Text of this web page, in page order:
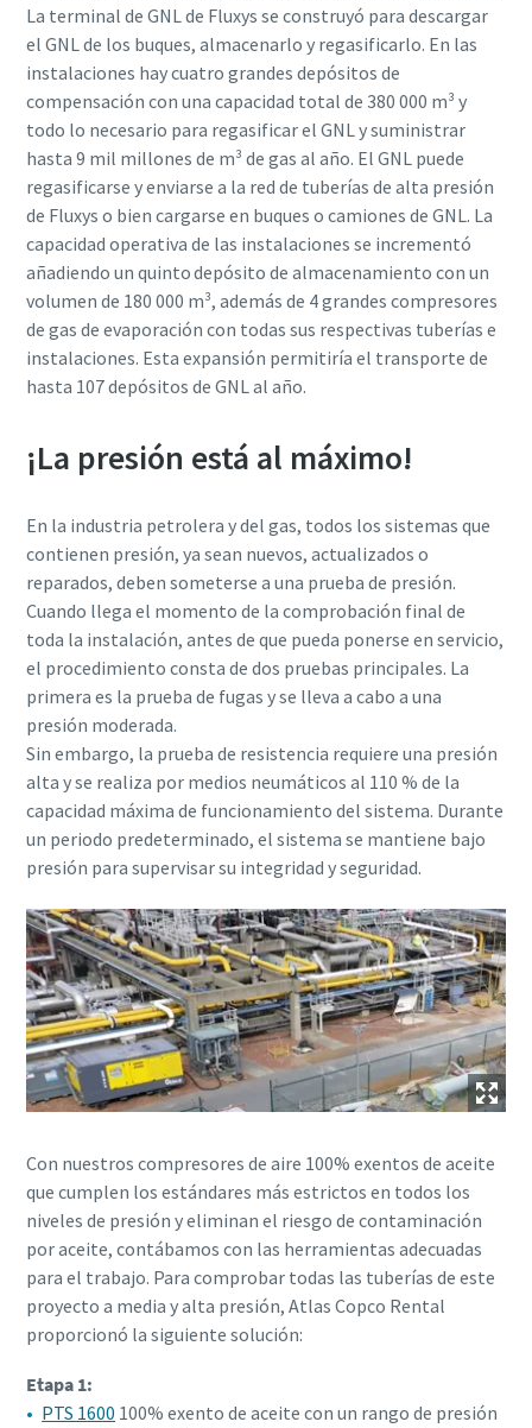
La terminal de GNL de Fluxys se construyó para descargar
el GNL de los buques, almacenarlo y regasificarlo. En las
instalaciones hay cuatro grandes depósitos de
compensación con una capacidad total de 380 000 m³ y
todo lo necesario para regasificar el GNL y suministrar
hasta 9 mil millones de m³ de gas al año. El GNL puede
regasificarse y enviarse a la red de tuberías de alta presión
de Fluxys o bien cargarse en buques o camiones de GNL. La
capacidad operativa de las instalaciones se incrementó
añadiendo un quintodepósito de almacenamiento con un
volumen de 180 000 m³, además de 4 grandes compresores
de gas de evaporación con todas sus respectivas tuberías e
instalaciones. Esta expansión permitiría el transporte de
hasta 107 depósitos de GNL al año.
¡La presión está al máximo!
En la industria petrolera y del gas, todos los sistemas que
contienen presión, ya sean nuevos, actualizados o
reparados, deben someterse a una prueba de presión.
Cuando llega el momento de la comprobación final de
toda la instalación, antes de que pueda ponerse en servicio,
el procedimiento consta de dos pruebas principales. La
primera es la prueba de fugas y se lleva a cabo a una
presión moderada.
Sin embargo, la prueba de resistencia requiere una presión
alta y se realiza por medios neumáticos al 110 % de la
capacidad máxima de funcionamiento del sistema. Durante
un periodo predeterminado, el sistema se mantiene bajo
presión para supervisar su integridad y seguridad.
Con nuestros compresores de aire 100% exentos de aceite
que cumplen los estándares más estrictos en todos los
niveles de presión y eliminan el riesgo de contaminación
por aceite, contábamos con las herramientas adecuadas
para el trabajo. Para comprobar todas las tuberías de este
proyecto a media y alta presión, Atlas Copco Rental
proporcionó la siguiente solución:
Etapa 1:
PTS 1600 100% exento de aceite con un rango de presión